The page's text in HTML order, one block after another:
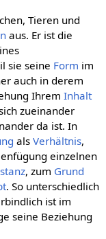
Tieren und
aus. Er ist die
sie seine Form im
auch in derem
Ihrem Inhalt
zueinander
da ist. In
als Verhältnis,
einzelnen
, zum Grund
. So unterschiedlich
ist im
seine Beziehung